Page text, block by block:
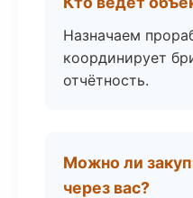
Назначаем
координирует
отчётность.
Можно ли
через вас?